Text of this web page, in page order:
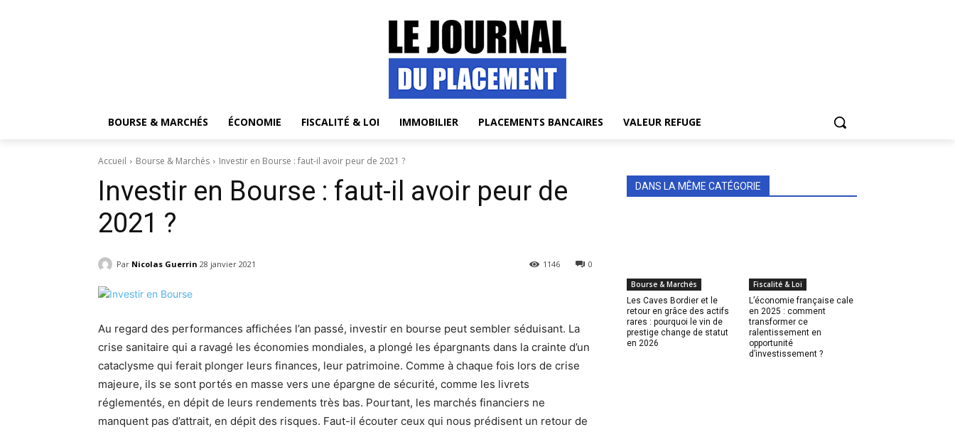
BOURSE & MARCHÉS ÉCONOMIE FISCALITÉ & LOI IMMOBILIER PLACEMENTS BANCAIRES VALEUR REFUGE
Accueil Bourse & Marchés Investir en Bourse : faut-il avoir peur de 2021 ?
Investir en Bourse : faut-il avoir peur de
2021 ?
Par Nicolas Guerrin 28 janvier 2021 0
1146
Au regard des performances affichées l’an passé, investir en bourse peut sembler séduisant. La
crise sanitaire qui a ravagé les économies mondiales, a plongé les épargnants dans la crainte d’un
cataclysme qui ferait plonger leurs finances, leur patrimoine. Comme à chaque fois lors de crise
majeure, ils se sont portés en masse vers une épargne de sécurité, comme les livrets
réglementés, en dépit de leurs rendements très bas. Pourtant, les marchés financiers ne
manquent pas d’attrait, en dépit des risques. Faut-il écouter ceux qui nous prédisent un retour de
DANS LA MÊME CATÉGORIE
Bourse & Marchés
Les Caves Bordier et le
retour en grâce des actifs
rares : pourquoi le vin de
prestige change de statut
en 2026
Fiscalité & Loi
L’économie française cale
en 2025 : comment
transformer ce
ralentissement en
opportunité
d’investissement ?